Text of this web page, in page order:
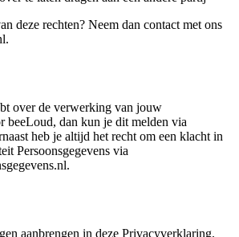
deze rechten? Neem dan contact met ons
over de verwerking van jouw
beeLoud, dan kun je dit melden via
heb je altijd het recht om een klacht in
Persoonsgegevens via
aanbrengen in deze Privacyverklaring.